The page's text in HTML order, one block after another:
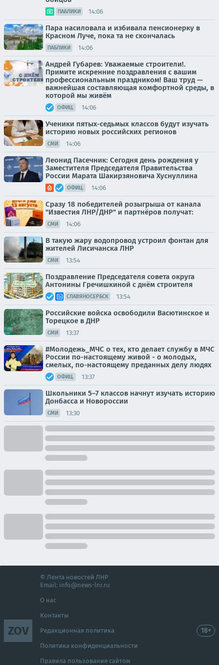
ПАБЛИКИ 14:06
Пара насиловала и избивала пенсионерку в
Красном Луче, пока та не скончалась
ПАБЛИКИ 14:06
Андрей Губарев: Уважаемые строители!.
Примите искренние поздравления с вашим
профессиональным праздником! Ваш труд —
важнейшая составляющая комфортной среды, в
которой мы живём
ОФИЦ. 14:06
Ученики пятых-седьмых классов будут изучать
историю новых российских регионов
СМИ 14:06
Леонид Пасечник: Сегодня день рождения у
Заместителя Председателя Правительства
России Марата Шакирзяновича Хуснуллина
ОФИЦ. 14:06
Сразу 18 победителей розыгрыша от канала
"Известия ЛНР/ДНР" и партнёров получат:
СМИ 14:06
В такую жару водопровод устроил фонтан для
жителей Лисичанска ЛНР
СМИ 13:54
Поздравление Председателя совета округа
Антонины Гречишкиной с днём строителя
СЛАВЯНОСЕРБСК 13:54
Российские войска освободили Васютинское и
Торецкое в ДНР
СМИ 13:37
#Молодежь_МЧС о тех, кто делает службу в МЧС
России по-настоящему живой - о молодых,
смелых, по-настоящему преданных делу людях
ОФИЦ. 13:37
Школьники 5–7 классов начнут изучать историю
Донбасса и Новороссии
СМИ 13:30
ZOV
© Лента новостей ЛНР
Email: info@news-lnr.ru
О нас
Контакты
Редакционная политика
Политика конфиденциальности
Правила пользования сайтом
18+